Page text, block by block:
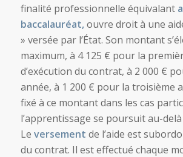
finalité professionnelle équivalant
baccalauréat,ouvre droit à une
» versée par l’État. Son montant
maximum, à 4 125 € pour la
d’exécution du contrat, à 2 000 €
année, à 1 200 € pour la troisième
fixé à ce montant dans les cas
l’apprentissage se poursuit au-delà
Le versement de l’aide est
du contrat. Il est effectué chaque